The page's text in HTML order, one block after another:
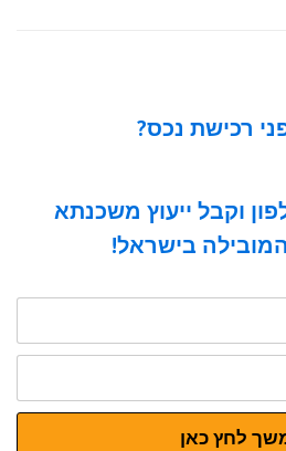
רכישת נכס?
וקבל ייעוץ משכנתא
בישראל!
לחץ כאן